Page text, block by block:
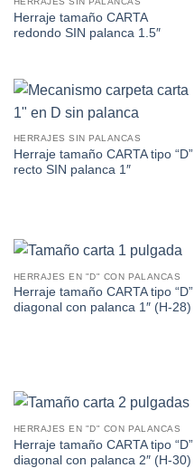
Herraje tamaño CARTA
redondo SIN palanca 1.5″
HERRAJES SIN PALANCAS
Herraje tamaño CARTA tipo “D”
recto SIN palanca 1″
HERRAJES EN "D" CON PALANCAS
Herraje tamaño CARTA tipo “D”
diagonal con palanca 1″ (H-28)
HERRAJES EN "D" CON PALANCAS
Herraje tamaño CARTA tipo “D”
diagonal con palanca 2″ (H-30)